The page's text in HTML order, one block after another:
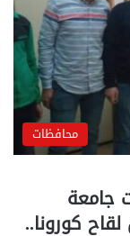
محافظات
جامعة
كورونا..